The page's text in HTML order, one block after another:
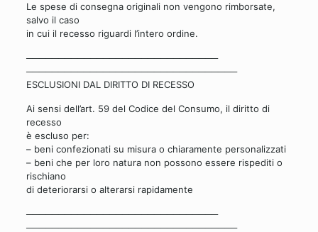
Le spese di consegna originali non vengono rimborsate,
salvo il caso
in cui il recesso riguardi l’intero ordine.
──────────────────────────────
─────────────────────────────────
ESCLUSIONI DAL DIRITTO DI RECESSO
Ai sensi dell’art. 59 del Codice del Consumo, il diritto di
recesso
è escluso per:
– beni confezionati su misura o chiaramente personalizzati
– beni che per loro natura non possono essere rispediti o
rischiano
di deteriorarsi o alterarsi rapidamente
──────────────────────────────
─────────────────────────────────